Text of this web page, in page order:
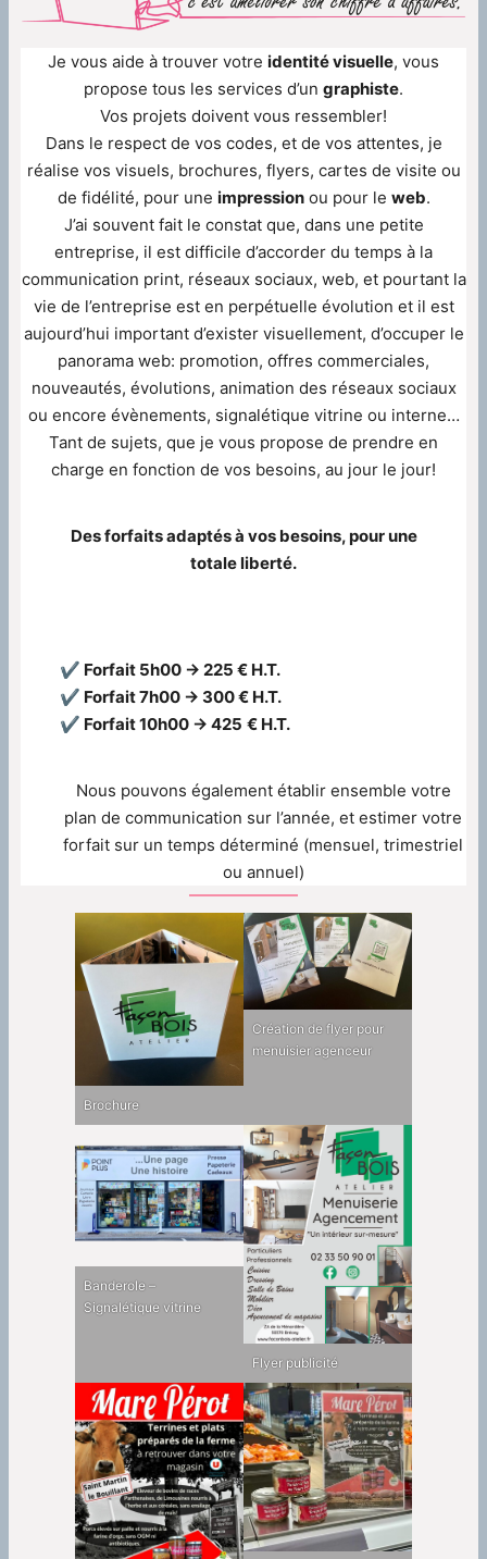
Je vous aide à trouver votre identité visuelle, vous
propose tous les services d’un graphiste.
Vos projets doivent vous ressembler!
Dans le respect de vos codes, et de vos attentes, je
réalise vos visuels, brochures, flyers, cartes de visite ou
de fidélité, pour une impressionou pour le web.
J’ai souvent fait le constat que, dans une petite
entreprise, il est difficile d’accorder du temps à la
communication print, réseaux sociaux, web, et pourtant la
vie de l’entreprise est en perpétuelle évolution et il est
aujourd’hui important d’exister visuellement, d’occuper le
panorama web: promotion, offres commerciales,
nouveautés, évolutions, animation des réseaux sociaux
ou encore évènements, signalétique vitrine ou interne…
Tant de sujets, que je vous propose de prendre en
charge en fonction de vos besoins, au jour le jour!
Des forfaits adaptés à vos besoins, pour une
totale liberté.
✔ Forfait 5h00 → 225 € H.T.
✔ Forfait 7h00 → 300 € H.T.
✔ Forfait 10h00 → 425 € H.T.
Nous pouvons également établir ensemble votre
plan de communication sur l’année, et estimer votre
forfait sur un temps déterminé (mensuel, trimestriel
ou annuel)
Brochure
Création de flyer pour
menuisier agenceur
Banderole –
Signalétique vitrine
Flyer publicité